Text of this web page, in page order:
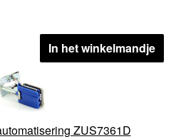
In het winkelmandje
ZUS7361D